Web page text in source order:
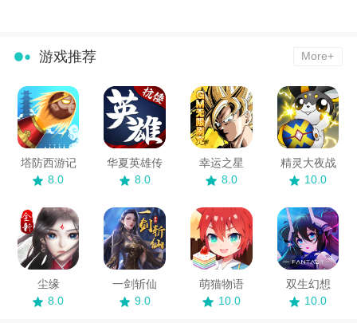
游戏推荐 More+
塔防西游记
8.0
华夏英雄传
8.0
幸运之星
8.0
精灵大夜战
10.0
尘缘
8.0
一剑斩仙
9.0
萌猫物语
10.0
双生幻想
10.0